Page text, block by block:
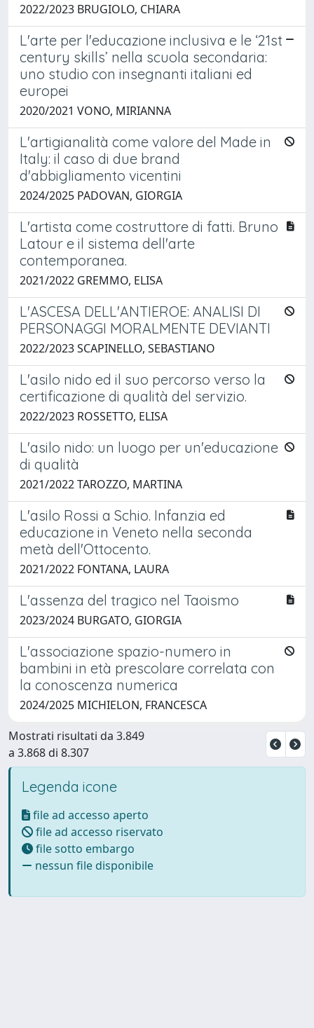
2022/2023 BRUGIOLO, CHIARA
L'arte per l'educazione inclusiva e le ‘21st
century skills’ nella scuola secondaria:
uno studio con insegnanti italiani ed
europei
2020/2021 VONO, MIRIANNA
L'artigianalità come valore del Made in
Italy: il caso di due brand
d'abbigliamento vicentini
2024/2025 PADOVAN, GIORGIA
L'artista come costruttore di fatti. Bruno
Latour e il sistema dell'arte
contemporanea.
2021/2022 GREMMO, ELISA
L'ASCESA DELL'ANTIEROE: ANALISI DI
PERSONAGGI MORALMENTE DEVIANTI
2022/2023 SCAPINELLO, SEBASTIANO
L'asilo nido ed il suo percorso verso la
certificazione di qualità del servizio.
2022/2023 ROSSETTO, ELISA
L'asilo nido: un luogo per un'educazione
di qualità
2021/2022 TAROZZO, MARTINA
L'asilo Rossi a Schio. Infanzia ed
educazione in Veneto nella seconda
metà dell'Ottocento.
2021/2022 FONTANA, LAURA
L'assenza del tragico nel Taoismo
2023/2024 BURGATO, GIORGIA
L'associazione spazio-numero in
bambini in età prescolare correlata con
la conoscenza numerica
2024/2025 MICHIELON, FRANCESCA
Mostrati risultati da 3.849
a 3.868 di 8.307
Legenda icone
file ad accesso aperto
file ad accesso riservato
file sotto embargo
nessun file disponibile